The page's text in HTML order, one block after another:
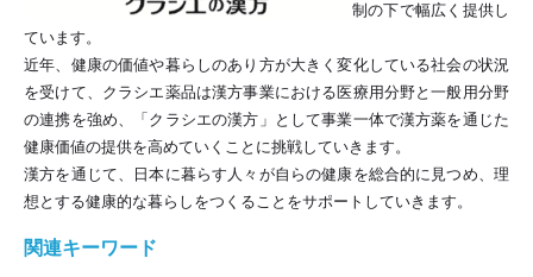
制の下で幅広く提供し
ています。
近年、健康の価値や暮らしのあり方が大きく変化している社会の状況
を受けて、クラシエ薬品は漢方事業における医療用分野と一般用分野
の連携を強め、「クラシエの漢方」として事業一体で漢方薬を通じた
健康価値の提供を高めていくことに挑戦していきます。
漢方を通じて、日本に暮らす人々が自らの健康を総合的に見つめ、理
想とする健康的な暮らしをつくることをサポートしていきます。
関連キーワード